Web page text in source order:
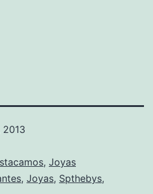
, Joyas
, Joyas, Spthebys,